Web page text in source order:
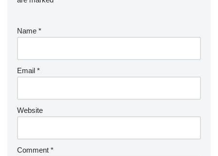
Name *
Email *
Website
Comment *